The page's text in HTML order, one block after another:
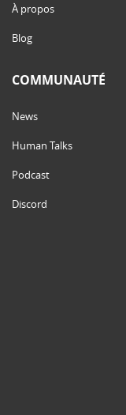
À propos
Blog
COMMUNAUTÉ
News
Human Talks
Podcast
Discord